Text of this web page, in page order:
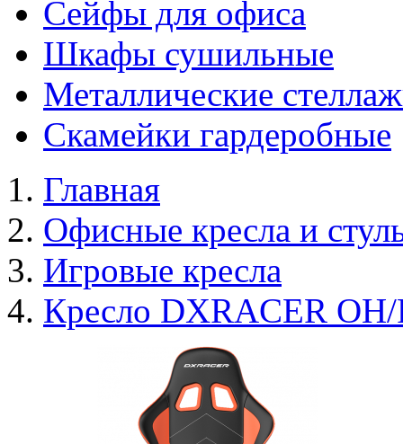
Сейфы для офиса
Шкафы сушильные
Металлические
Скамейки гардеробные
Главная
Офисные кресла и
Игровые кресла
Кресло DXRACER